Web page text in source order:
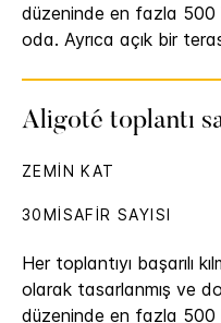
düzeninde en fazla 500
oda. Ayrıca açık bir
Aligoté toplantı
Her toplantıyı başarılı
olarak tasarlanmış ve
düzeninde en fazla 500
ZEMIN KAT
30MISAFIR SAYISI